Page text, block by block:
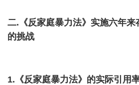
二. 《反家庭暴力法》实施六年
的挑战
1. 《反家庭暴力法》的实际引用